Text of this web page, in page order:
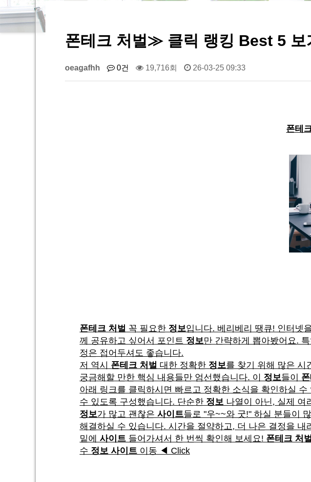
폰테크 처벌≫ 클릭 랭킹 Best 5 보
oeagafhh 0건 19,716회 26-03-25 09:33
폰테
폰테크 처벌 꼭 필요한 정보입니다. 베리베리 땡큐! 인터넷
께 공유하고 싶어서 포인트 정보만 간략하게 뽑아봤어요. 특
정은 접어두셔도 좋습니다.
저 역시 폰테크 처벌 대한 정확한 정보를 찾기 위해 많은 시
궁금해할 만한 핵심 내용들만 엄선했습니다. 이 정보들이
아래 링크를 클릭하시면 빠르고 정확한 소식을 확인하실 수
수 있도록 구성했습니다. 단순한 정보 나열이 아닌, 실제 여
정보가 많고 괜찮은 사이트들로 "우~~와 굿!" 하실 분들이
해결하실 수 있습니다. 시간을 절약하고, 더 나은 결정을 내
밑에 사이트 들어가셔서 한 번씩 확인해 보세요! 폰테크 처벌
수 정보 사이트 이동 ◀ Click